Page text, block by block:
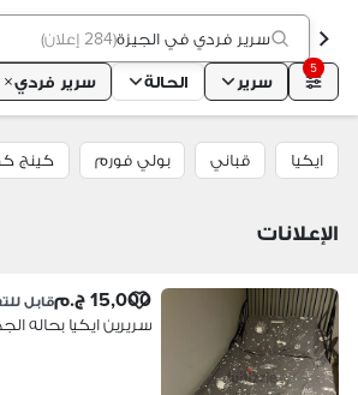
سرير فردي في الجيزة(284 إعلان )
5
سرير الحالة سرير فردي
ايكيا قباني بولي فورم كينج
الإعلانات
15,000 ج.م قابل
سريرين ايكيا بحاله